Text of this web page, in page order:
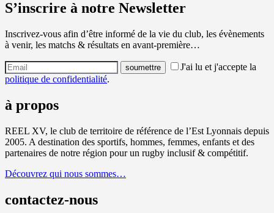
S’inscrire à notre Newsletter
Inscrivez-vous afin d’être informé de la vie du club, les évènements
à venir, les matchs & résultats en avant-première…
J'ai lu et j'accepte la
politique de confidentialité.
à propos
REEL XV, le club de territoire de référence de l’Est Lyonnais depuis
2005. A destination des sportifs, hommes, femmes, enfants et des
partenaires de notre région pour un rugby inclusif & compétitif.
Découvrez qui nous sommes…
contactez-nous